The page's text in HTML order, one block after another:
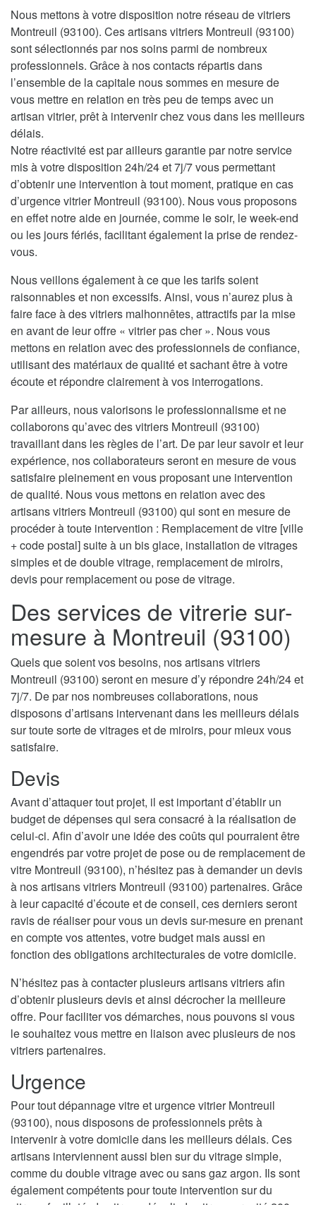
Nous mettons à votre disposition notre réseau de vitriers
Montreuil (93100). Ces artisans vitriers Montreuil (93100)
sont sélectionnés par nos soins parmi de nombreux
professionnels. Grâce à nos contacts répartis dans
l’ensemble de la capitale nous sommes en mesure de
vous mettre en relation en très peu de temps avec un
artisan vitrier, prêt à intervenir chez vous dans les meilleurs
délais.
Notre réactivité est par ailleurs garantie par notre service
mis à votre disposition 24h/24 et 7j/7 vous permettant
d’obtenir une intervention à tout moment, pratique en cas
d’urgence vitrier Montreuil (93100). Nous vous proposons
en effet notre aide en journée, comme le soir, le week-end
ou les jours fériés, facilitant également la prise de rendez-
vous.
Nous veillons également à ce que les tarifs soient
raisonnables et non excessifs. Ainsi, vous n’aurez plus à
faire face à des vitriers malhonnêtes, attractifs par la mise
en avant de leur offre « vitrier pas cher ». Nous vous
mettons en relation avec des professionnels de confiance,
utilisant des matériaux de qualité et sachant être à votre
écoute et répondre clairement à vos interrogations.
Par ailleurs, nous valorisons le professionnalisme et ne
collaborons qu’avec des vitriers Montreuil (93100)
travaillant dans les règles de l’art. De par leur savoir et leur
expérience, nos collaborateurs seront en mesure de vous
satisfaire pleinement en vous proposant une intervention
de qualité. Nous vous mettons en relation avec des
artisans vitriers Montreuil (93100) qui sont en mesure de
procéder à toute intervention : Remplacement de vitre [ville
+ code postal] suite à un bis glace, installation de vitrages
simples et de double vitrage, remplacement de miroirs,
devis pour remplacement ou pose de vitrage.
Des services de vitrerie sur-
mesure à Montreuil (93100)
Quels que soient vos besoins, nos artisans vitriers
Montreuil (93100) seront en mesure d’y répondre 24h/24 et
7j/7. De par nos nombreuses collaborations, nous
disposons d’artisans intervenant dans les meilleurs délais
sur toute sorte de vitrages et de miroirs, pour mieux vous
satisfaire.
Devis
Avant d’attaquer tout projet, il est important d’établir un
budget de dépenses qui sera consacré à la réalisation de
celui-ci. Afin d’avoir une idée des coûts qui pourraient être
engendrés par votre projet de pose ou de remplacement de
vitre Montreuil (93100), n’hésitez pas à demander un devis
à nos artisans vitriers Montreuil (93100) partenaires. Grâce
à leur capacité d’écoute et de conseil, ces derniers seront
ravis de réaliser pour vous un devis sur-mesure en prenant
en compte vos attentes, votre budget mais aussi en
fonction des obligations architecturales de votre domicile.
N’hésitez pas à contacter plusieurs artisans vitriers afin
d’obtenir plusieurs devis et ainsi décrocher la meilleure
offre. Pour faciliter vos démarches, nous pouvons si vous
le souhaitez vous mettre en liaison avec plusieurs de nos
vitriers partenaires.
Urgence
Pour tout dépannage vitre et urgence vitrier Montreuil
(93100), nous disposons de professionnels prêts à
intervenir à votre domicile dans les meilleurs délais. Ces
artisans interviennent aussi bien sur du vitrage simple,
comme du double vitrage avec ou sans gaz argon. Ils sont
également compétents pour toute intervention sur du